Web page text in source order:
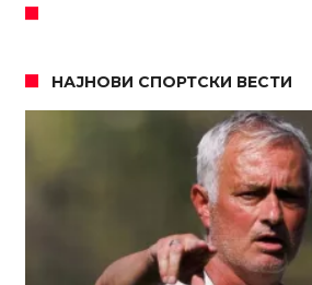
НАЈНОВИ СПОРТСКИ ВЕСТИ